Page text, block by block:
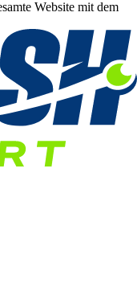
Website mit dem